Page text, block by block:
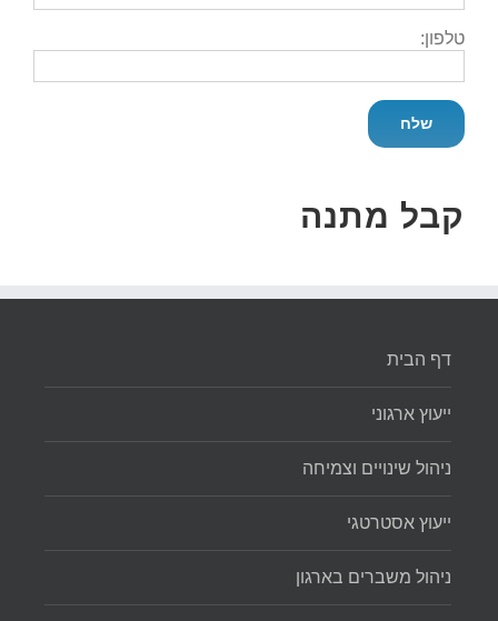
טלפון:
קבל מתנה
דף הבית
ייעוץ ארגוני
ניהול שינויים וצמיחה
ייעוץ אסטרטגי
ניהול משברים בארגון